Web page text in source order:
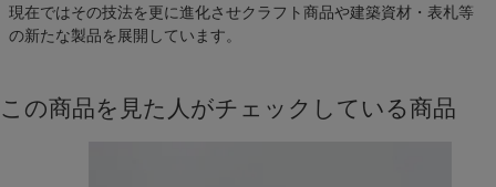
現在ではその技法を更に進化させクラフト商品や建築資材・表札等
の新たな製品を展開しています。
この商品を見た人がチェックしている商品